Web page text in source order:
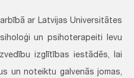
ar Latvijas Universitātes
un psihoterapeiti Ievu
izglītības iestādēs, lai
un noteiktu galvenās jomas,